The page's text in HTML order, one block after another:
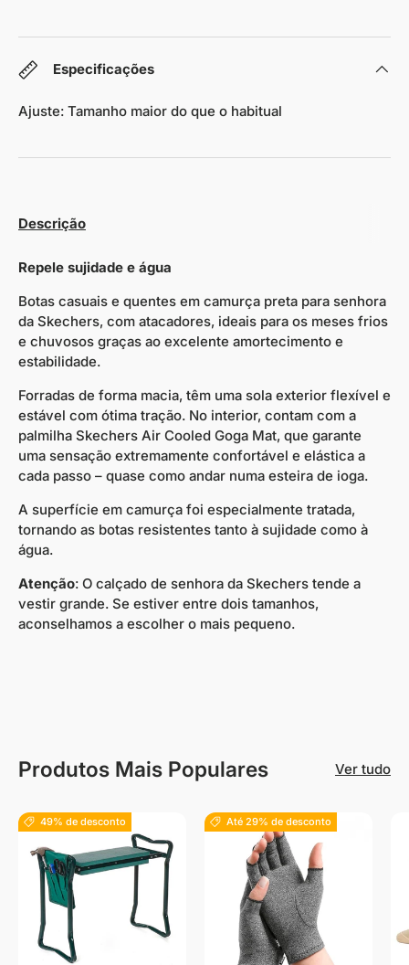
Especificações
Ajuste: Tamanho maior do que o habitual
Descrição
Repele sujidade e água
Botas casuais e quentes em camurça preta para senhora
da Skechers, com atacadores, ideais para os meses frios
e chuvosos graças ao excelente amortecimento e
estabilidade.
Forradas de forma macia, têm uma sola exterior flexível e
estável com ótima tração. No interior, contam com a
palmilha Skechers Air Cooled Goga Mat, que garante
uma sensação extremamente confortável e elástica a
cada passo – quase como andar numa esteira de ioga.
A superfície em camurça foi especialmente tratada,
tornando as botas resistentes tanto à sujidade como à
água.
Atenção: O calçado de senhora da Skechers tende a
vestir grande. Se estiver entre dois tamanhos,
aconselhamos a escolher o mais pequeno.
Produtos Mais Populares Ver tudo
49% de desconto Até 29% de desconto